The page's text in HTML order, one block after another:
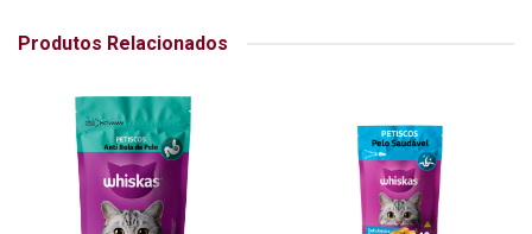
Produtos Relacionados